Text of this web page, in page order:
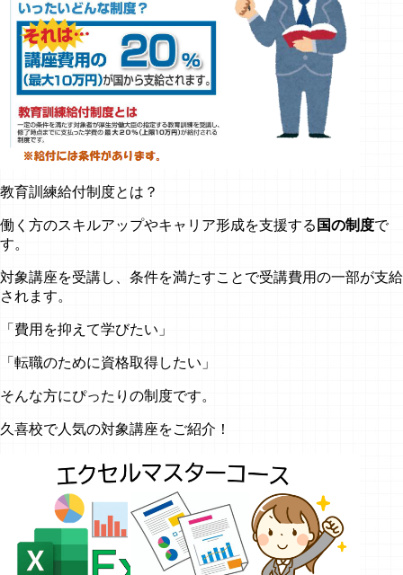
教育訓練給付制度とは？
働く方のスキルアップやキャリア形成を支援する 国の制度で
す。
対象講座を受講し、条件を満たすことで受講費用の一部が支給
されます。
「費用を抑えて学びたい」
「転職のために資格取得したい」
そんな方にぴったりの制度です。
久喜校で人気の対象講座をご紹介！